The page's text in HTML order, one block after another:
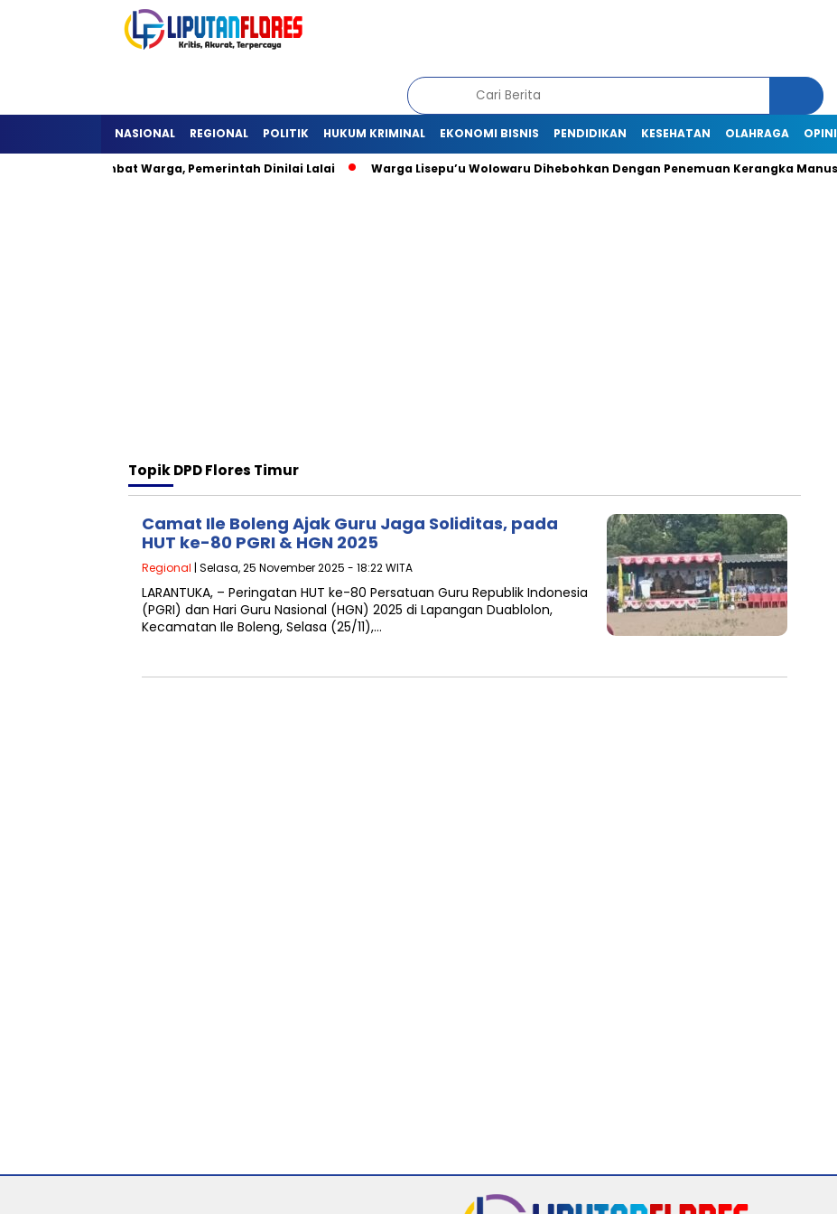
NASIONAL REGIONAL POLITIK HUKUM KRIMINAL EKONOMI BISNIS PENDIDIKAN KESEHATAN OLAHRAGA OPINI
Detukeli Hambat Warga, Pemerintah Dinilai Lalai Warga Lisepu’u Wolowaru Dihebohkan Dengan Penemuan Kerangka Manusia
TopikDPD Flores Timur
Camat Ile Boleng Ajak Guru Jaga Soliditas, pada
HUT ke-80 PGRI & HGN 2025
Regional | Selasa, 25 November 2025 - 18:22 WITA
LARANTUKA, – Peringatan HUT ke-80 Persatuan Guru Republik Indonesia
(PGRI) dan Hari Guru Nasional (HGN) 2025 di Lapangan Duablolon,
Kecamatan Ile Boleng, Selasa (25/11),…